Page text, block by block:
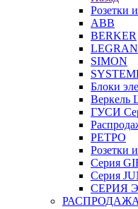
Розетки
ABB
BERKER
SIMON
Блоки
Веркель
ГУСИ
РЕТРО
Розетки
Серия
Серия
СЕРИЯ